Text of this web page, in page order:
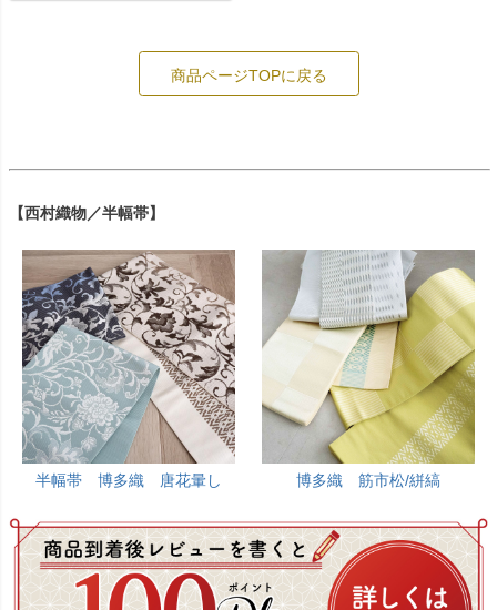
商品ページTOPに戻る
【西村織物／半幅帯】
半幅帯 博多織 唐花暈し 博多織 筋市松/絣縞